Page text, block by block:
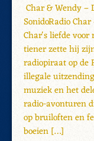
Char & Wendy –
SonidoRadio
Char's liefde
tiener zette hij
radiopiraat op de
illegale
muziek en het
radio-avonturen
op bruiloften en
boeien […]